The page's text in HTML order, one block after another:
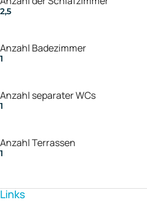
2,5
Anzahl Badezimmer
1
Anzahl separater WCs
1
Anzahl Terrassen
1
Links